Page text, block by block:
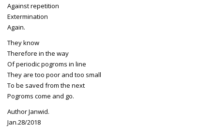
Against repetition
Extermination
Again.
They know
Therefore in the way
Of periodic pogroms in line
They are too poor and too small
To be saved from the next
Pogroms come and go.
Author Janwid.
Jan.28/2018